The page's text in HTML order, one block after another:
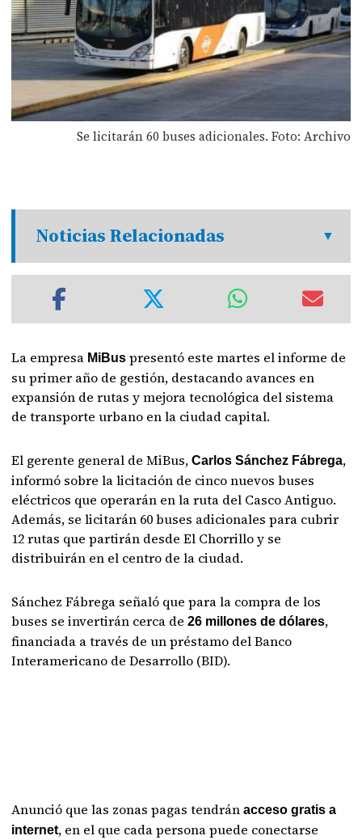
Se licitarán 60 buses adicionales. Foto: Archivo
Noticias Relacionadas
La empresa MiBus presentó este martes el informe de
su primer año de gestión, destacando avances en
expansión de rutas y mejora tecnológica del sistema
de transporte urbano en la ciudad capital.
El gerente general de MiBus,Carlos Sánchez Fábrega,
informó sobre la licitación de cinco nuevos buses
eléctricos que operarán en la ruta del Casco Antiguo.
Además, se licitarán 60 buses adicionales para cubrir
12 rutas que partirán desde El Chorrillo y se
distribuirán en el centro de la ciudad.
Sánchez Fábrega señaló que para la compra de los
buses se invertirán cerca de 26 millones de dólares,
financiada a través de un préstamo del Banco
Interamericano de Desarrollo (BID).
Anunció que las zonas pagas tendrán acceso gratis a
internet, en el que cada persona puede conectarse